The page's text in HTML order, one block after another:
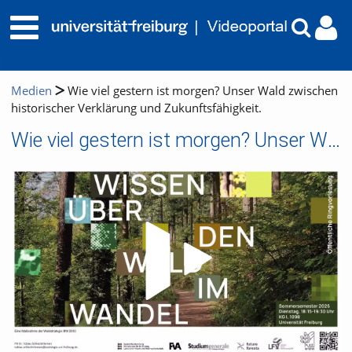
Medien
Wie viel gestern ist morgen? Unser Wald zwischen
historischer Verklärung und Zukunftsfähigkeit.
Wie viel gestern ist morgen? Unser Wald zwischen historischer Verklärung und Zukunftsfähigkeit.